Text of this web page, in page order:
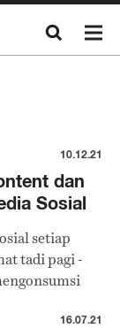
10.12.21
dan
Sosial
setiap
tadi pagi -
16.07.21